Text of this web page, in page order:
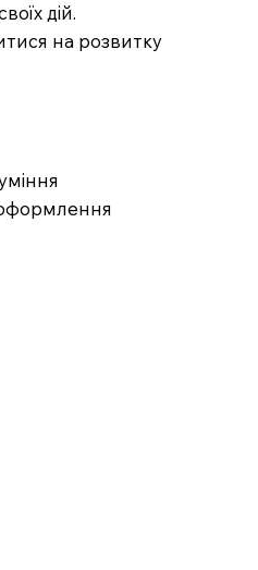
дій.
на розвитку